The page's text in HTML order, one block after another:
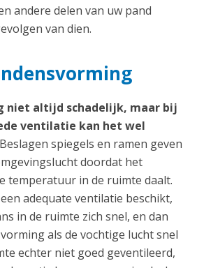
andere delen van uw pand
van dien.
niet altijd schadelijk, maar bij
ventilatie kan het wel
Beslagen spiegels en ramen geven
doordat het
temperatuur in de ruimte daalt.
adequate ventilatie beschikt,
in de ruimte zich snel, en dan
als de vochtige lucht snel
echter niet goed geventileerd,